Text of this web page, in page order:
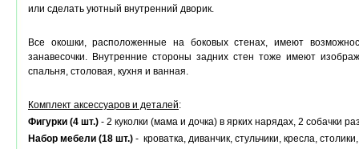
или сделать уютный внутренний дворик.
Все окошки, расположенные на боковых стенах, имеют
занавесочки. Внутренние стороны задних стен тоже имеют
спальня, столовая, кухня и ванная.
Комплект аксессуаров и деталей:
Фигурки (4 шт.) - 2 куколки (мама и дочка) в ярких нарядах, 2 собачки
Набор мебели (18 шт.) - кроватка, диванчик, стульчики, кресла,